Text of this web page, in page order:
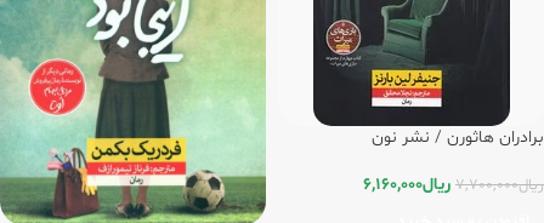
برادران هاثورن / نشر نون
ریال7,700,000 ریال6,160,000